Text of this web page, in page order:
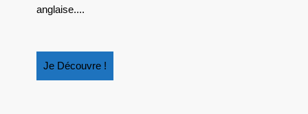
anglaise....
Je Découvre !
Découvre